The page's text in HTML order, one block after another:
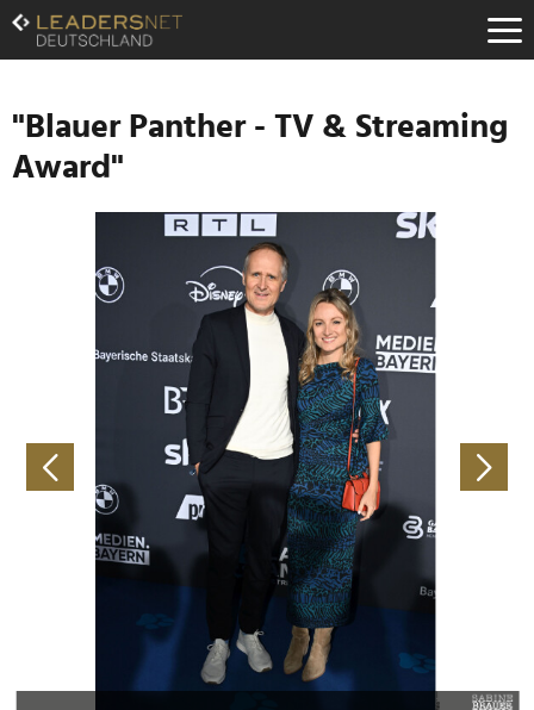
Zum
Inhalt
Zur
Navigation
Zur
Hauptnavigation
"Blauer Panther - TV & Streaming
Award"